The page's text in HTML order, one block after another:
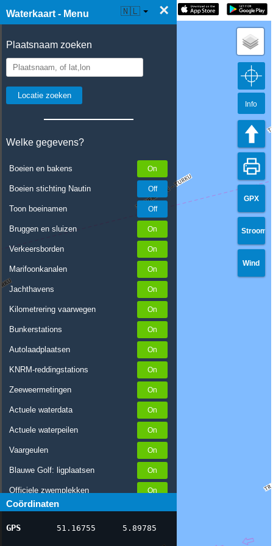
Waterkaart - Menu ×
Plaatsnaam zoeken
Welke gegevens?
Boeien en bakens
Boeien stichting Nautin
Toon boeinamen
Bruggen en sluizen
Verkeersborden
Marifoonkanalen
Jachthavens
Kilometrering vaarwegen
Bunkerstations
Autolaadplaatsen
KNRM-reddingstations
Zeeweermetingen
Actuele waterdata
Actuele waterpeilen
Vaargeulen
Blauwe Golf: ligplaatsen
Officiele zwemplekken
Stremmingen/hinder
AIS scheepsposities
Coördinaten
GPS 51.16755 5.89785
☰ Waterkaart Live 🇳🇱
GPX
Stroom
Wind
Info